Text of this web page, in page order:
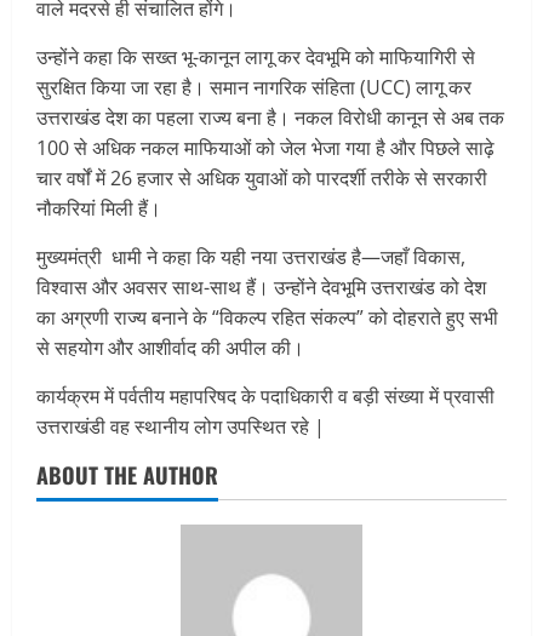
वाले मदरसे ही संचालित होंगे।
उन्होंने कहा कि सख्त भू-कानून लागू कर देवभूमि को माफियागिरी से
सुरक्षित किया जा रहा है। समान नागरिक संहिता (UCC) लागू कर
उत्तराखंड देश का पहला राज्य बना है। नकल विरोधी कानून से अब तक
100 से अधिक नकल माफियाओं को जेल भेजा गया है और पिछले साढ़े
चार वर्षों में 26 हजार से अधिक युवाओं को पारदर्शी तरीके से सरकारी
नौकरियां मिली हैं।
मुख्यमंत्री धामी ने कहा कि यही नया उत्तराखंड है—जहाँ विकास,
विश्वास और अवसर साथ-साथ हैं। उन्होंने देवभूमि उत्तराखंड को देश
का अग्रणी राज्य बनाने के “विकल्प रहित संकल्प” को दोहराते हुए सभी
से सहयोग और आशीर्वाद की अपील की।
कार्यक्रम में पर्वतीय महापरिषद के पदाधिकारी व बड़ी संख्या में प्रवासी
उत्तराखंडी वह स्थानीय लोग उपस्थित रहे |
ABOUT THE AUTHOR